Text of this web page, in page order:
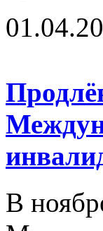
В